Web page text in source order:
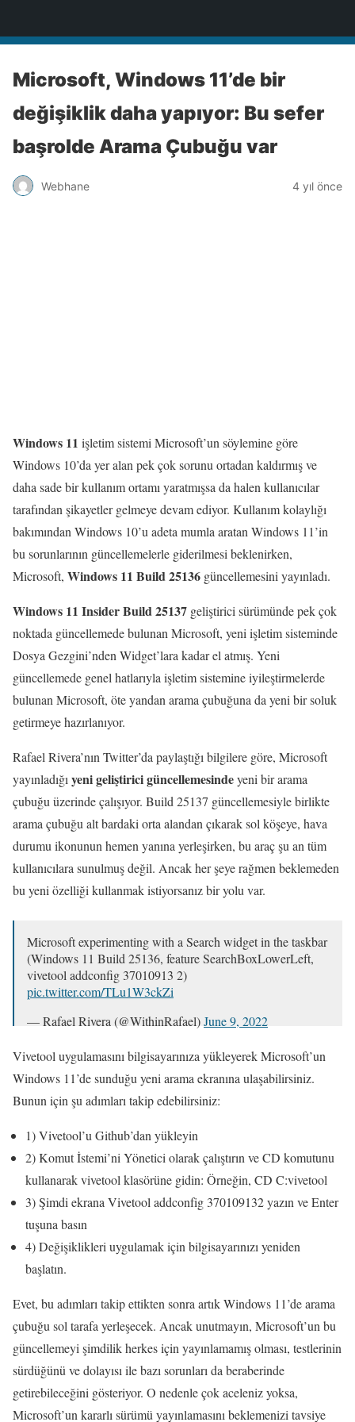
Microsoft, Windows 11’de bir
değişiklik daha yapıyor: Bu sefer
başrolde Arama Çubuğu var
Webhane 4 yıl önce
Windows 11 işletim sistemi Microsoft’un söylemine göre
Windows 10’da yer alan pek çok sorunu ortadan kaldırmış ve
daha sade bir kullanım ortamı yaratmışsa da halen kullanıcılar
tarafından şikayetler gelmeye devam ediyor. Kullanım kolaylığı
bakımından Windows 10’u adeta mumla aratan Windows 11’in
bu sorunlarının güncellemelerle giderilmesi beklenirken,
Microsoft, Windows 11 Build 25136 güncellemesini yayınladı.
Windows 11 Insider Build 25137 geliştirici sürümünde pek çok
noktada güncellemede bulunan Microsoft, yeni işletim sisteminde
Dosya Gezgini’nden Widget’lara kadar el atmış. Yeni
güncellemede genel hatlarıyla işletim sistemine iyileştirmelerde
bulunan Microsoft, öte yandan arama çubuğuna da yeni bir soluk
getirmeye hazırlanıyor.
Rafael Rivera’nın Twitter’da paylaştığı bilgilere göre, Microsoft
yayınladığı yeni geliştirici güncellemesindeyeni bir arama
çubuğu üzerinde çalışıyor. Build 25137 güncellemesiyle birlikte
arama çubuğu alt bardaki orta alandan çıkarak sol köşeye, hava
durumu ikonunun hemen yanına yerleşirken, bu araç şu an tüm
kullanıcılara sunulmuş değil. Ancak her şeye rağmen beklemeden
bu yeni özelliği kullanmak istiyorsanız bir yolu var.
Microsoft experimenting with a Search widget in the taskbar
(Windows 11 Build 25136, feature SearchBoxLowerLeft,
vivetool addconfig 37010913 2)
pic.twitter.com/TLu1W3ckZi
— Rafael Rivera (@WithinRafael)June 9, 2022
Vivetool uygulamasını bilgisayarınıza yükleyerek Microsoft’un
Windows 11’de sunduğu yeni arama ekranına ulaşabilirsiniz.
Bunun için şu adımları takip edebilirsiniz:
1) Vivetool’u Github’dan yükleyin
2) Komut İstemi’ni Yönetici olarak çalıştırın ve CD komutunu
kullanarak vivetool klasörüne gidin: Örneğin, CD C:vivetool
3) Şimdi ekrana Vivetool addconfig 370109132 yazın ve Enter
tuşuna basın
4) Değişiklikleri uygulamak için bilgisayarınızı yeniden
başlatın.
Evet, bu adımları takip ettikten sonra artık Windows 11’de arama
çubuğu sol tarafa yerleşecek. Ancak unutmayın, Microsoft’un bu
güncellemeyi şimdilik herkes için yayınlamamış olması, testlerinin
sürdüğünü ve dolayısı ile bazı sorunları da beraberinde
getirebileceğini gösteriyor. O nedenle çok aceleniz yoksa,
Microsoft’un kararlı sürümü yayınlamasını beklemenizi tavsiye